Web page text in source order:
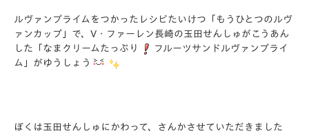
ルヴァンプライムをつかったレシピたいけつ「もうひとつのルヴ
ァンカップ」で、V・ファーレン長崎の玉田せんしゅがこうあん
した「なまクリームたっぷり
フルーツサンドルヴァンプライ
ム」がゆうしょう
ぼくは玉田せんしゅにかわって、さんかさせていただきました